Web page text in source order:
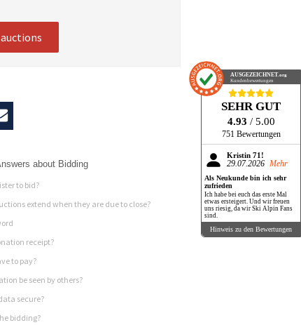
about Bidding
to bid?
extend when they are due to close?
receipt?
to pay?
be seen by others?
secure?
bidding?
AUSGEZEICHNET .org
Kundenbewertungen
SEHR GUT
4.93 / 5.00
751 Bewertungen
Kristin 71!
29.07.2026 Mehr
Als Neukunde bin ich sehr
zufrieden
Ich habe bei euch das erste Mal
etwas ersteigert. Und wir freuen
uns riesig, da wir Ski Alpin Fans
sind.
Hinweis zu den Bewertungen